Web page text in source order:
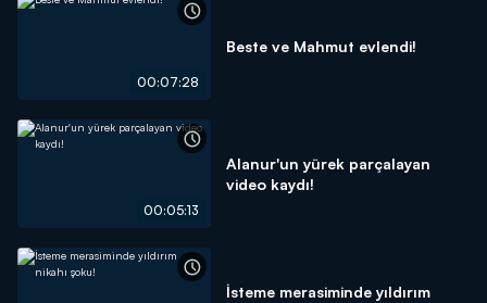
00:07:28
Beste ve Mahmut evlendi!
00:05:13
Alanur'un yürek parçalayan
video kaydı!
İsteme merasiminde yıldırım